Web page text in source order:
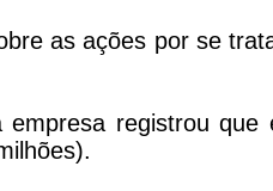
as ações por se
registrou que